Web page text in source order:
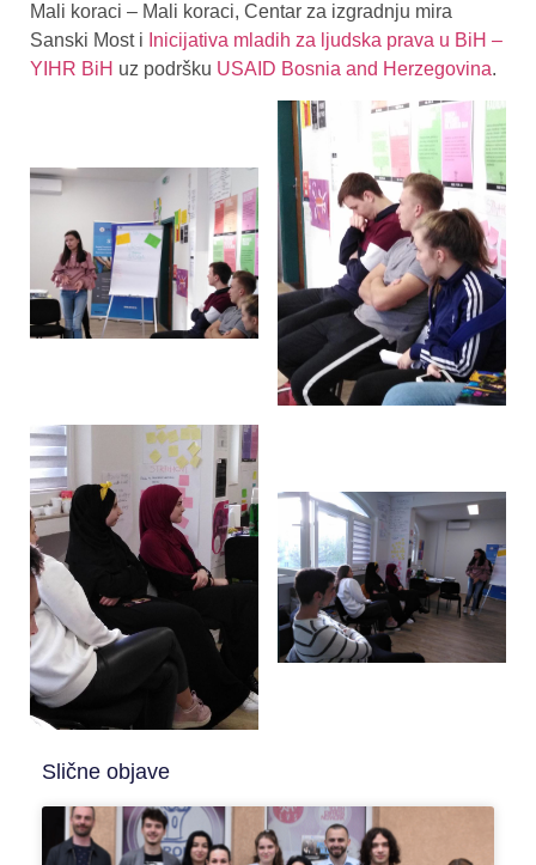
Mali koraci – Mali koraci, Centar za izgradnju mira
Sanski Most i Inicijativa mladih za ljudska prava u BiH –
YIHR BiH uz podršku USAID Bosnia and Herzegovina.
Slične objave